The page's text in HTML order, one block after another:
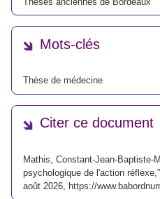
Mots-clés
Thèse de médecine
Citer ce document
Mathis, Constant-Jean-Baptiste-
psychologique de l'action réflexe,”
août 2026,
https://